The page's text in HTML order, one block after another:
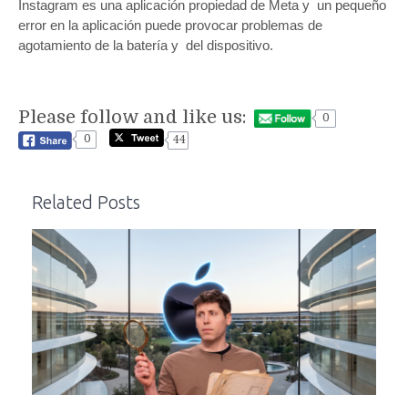
Instagram es una aplicación propiedad de Meta y un pequeño
error en la aplicación puede provocar problemas de
agotamiento de la batería y del dispositivo.
Please follow and like us:
0
0
44
Related Posts